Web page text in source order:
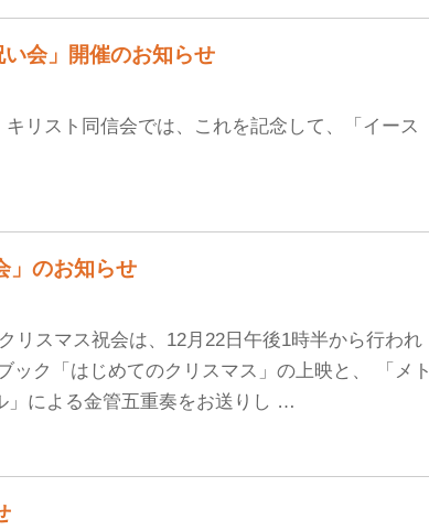
会」開催のお知らせ
リスト同信会では、これを記念して、「イース
」のお知らせ
スマス祝会は、12月22日午後1時半から行われ
ック「はじめてのクリスマス」の上映と、 「メト
」による金管五重奏をお送りし …